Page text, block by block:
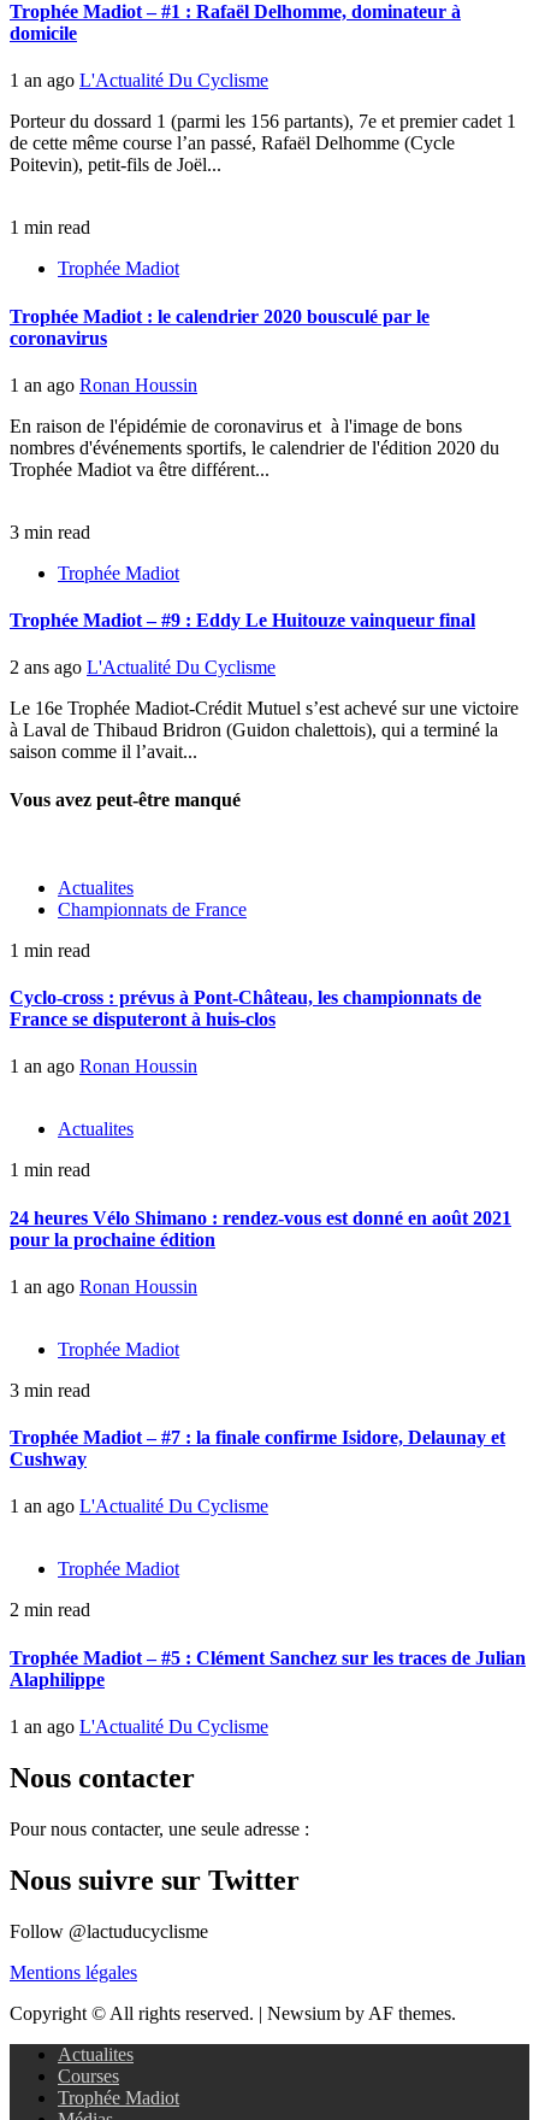
Trophée Madiot – #1 : Rafaël Delhomme, dominateur à
domicile
1 an ago L'Actualité Du Cyclisme
Porteur du dossard 1 (parmi les 156 partants), 7e et premier cadet 1
de cette même course l’an passé, Rafaël Delhomme (Cycle
Poitevin), petit-fils de Joël...
1 min read
Trophée Madiot
Trophée Madiot : le calendrier 2020 bousculé par le
coronavirus
1 an ago Ronan Houssin
En raison de l'épidémie de coronavirus et à l'image de bons
nombres d'événements sportifs, le calendrier de l'édition 2020 du
Trophée Madiot va être différent...
3 min read
Trophée Madiot
Trophée Madiot – #9 : Eddy Le Huitouze vainqueur final
2 ans ago L'Actualité Du Cyclisme
Le 16e Trophée Madiot-Crédit Mutuel s’est achevé sur une victoire
à Laval de Thibaud Bridron (Guidon chalettois), qui a terminé la
saison comme il l’avait...
Vous avez peut-être manqué
Actualites
Championnats de France
1 min read
Cyclo-cross : prévus à Pont-Château, les championnats de
France se disputeront à huis-clos
1 an ago Ronan Houssin
Actualites
1 min read
24 heures Vélo Shimano : rendez-vous est donné en août 2021
pour la prochaine édition
1 an ago Ronan Houssin
Trophée Madiot
3 min read
Trophée Madiot – #7 : la finale confirme Isidore, Delaunay et
Cushway
1 an ago L'Actualité Du Cyclisme
Trophée Madiot
2 min read
Trophée Madiot – #5 : Clément Sanchez sur les traces de Julian
Alaphilippe
1 an ago L'Actualité Du Cyclisme
Nous contacter
Pour nous contacter, une seule adresse :
Nous suivre sur Twitter
Follow @lactuducyclisme
Mentions légales
Copyright © All rights reserved. | Newsium by AF themes.
Actualites
Courses
Trophée Madiot